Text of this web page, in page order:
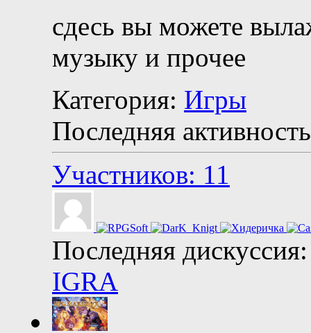
сдесь вы можете
музыку и прочее
Категория: Игры
Последняя
Участников: 11
Последняя дискуссия:
IGRA